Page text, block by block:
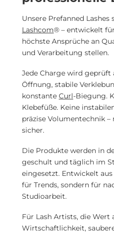
Unsere Prefanned Lashes
Lashcom® – entwickelt
höchste Ansprüche an
und Verarbeitung stellen.
Jede Charge wird
Öffnung, stabile
konstante Curl-Biegung.
Klebefüße. Keine
präzise Volumentechnik
sicher.
Die Produkte werden in
geschult und täglich im
eingesetzt. Entwickelt
für Trends, sondern für
Studioarbeit.
Für Lash Artists, die Wert
Wirtschaftlichkeit,